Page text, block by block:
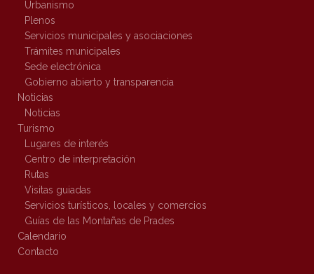
Urbanismo
Plenos
Servicios municipales y asociaciones
Trámites municipales
Sede electrónica
Gobierno abierto y transparencia
Noticias
Noticias
Turismo
Lugares de interés
Centro de interpretación
Rutas
Visitas guiadas
Servicios turísticos, locales y comercios
Guías de las Montañas de Prades
Calendario
Contacto